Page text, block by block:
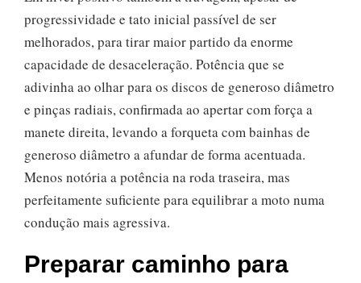
progressividade e tato inicial passível de ser
melhorados, para tirar maior partido da enorme
capacidade de desaceleração. Potência que se
adivinha ao olhar para os discos de generoso diâmetro
e pinças radiais, confirmada ao apertar com força a
manete direita, levando a forqueta com bainhas de
generoso diâmetro a afundar de forma acentuada.
Menos notória a potência na roda traseira, mas
perfeitamente suficiente para equilibrar a moto numa
condução mais agressiva.
Preparar caminho para